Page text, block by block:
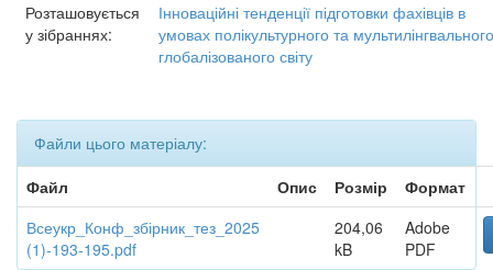
Розташовується
у зібраннях:
Інноваційні тенденції підготовки фахівців в
умовах полікультурного та мультилінгвального
глобалізованого світу
Файли цього матеріалу:
Файл
Опис Розмір
Формат
Всеукр_Конф_збірник_тез_2025
(1)-193-195.pdf
204,06
kB
Adobe
PDF